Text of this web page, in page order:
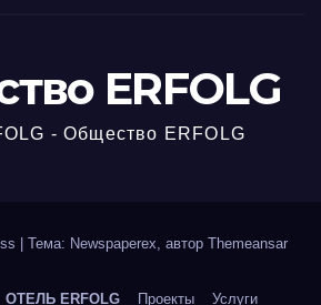
ERFOLG
- Общество ERFOLG
Тема: Newspaperex, автор Themeansar
ОТЕЛЬ ERFOLG Проекты Услуги